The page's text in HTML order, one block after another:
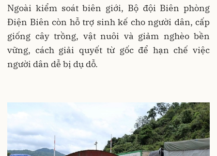
Ngoài kiểm soát biên giới, Bộ đội Biên phòng
Điện Biên còn hỗ trợ sinh kế cho người dân, cấp
giống cây trồng, vật nuôi và giảm nghèo bền
vững, cách giải quyết từ gốc để hạn chế việc
người dân dễ bị dụ dỗ.